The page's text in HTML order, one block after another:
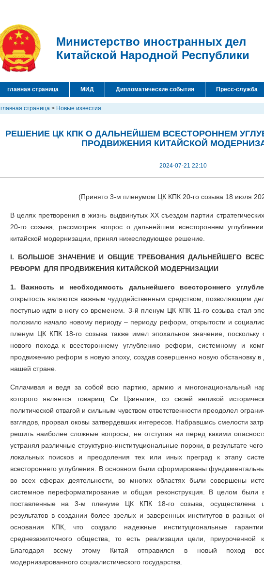
Министерство иностранных дел
Китайской Народной Республики
главная страница МИД Дипломатические события Пресс-служба
главная страница > Новые известия
РЕШЕНИЕ ЦК КПК О ДАЛЬНЕЙШЕМ ВСЕСТОРОННЕМ
ПРОДВИЖЕНИЯ КИТАЙСКОЙ
2024-07-21 22:10
(Принято 3-м пленумом ЦК КПК 20-го созыва 18 июля
В целях претворения в жизнь выдвинутых ХХ съездом партии
20-го созыва, рассмотрев вопрос о дальнейшем всестороннем
китайской модернизации, принял нижеследующее решение.
I. БОЛЬШОЕ ЗНАЧЕНИЕ И ОБЩИЕ ТРЕБОВАНИЯ ДАЛЬНЕЙШЕГО
РЕФОРМ ДЛЯ ПРОДВИЖЕНИЯ КИТАЙСКОЙ МОДЕРНИЗАЦИИ
1. Важность и необходимость дальнейшего всестороннего
открытость являются важным чудодейственным средством, позволяющим
поступью идти в ногу со временем. 3-й пленум ЦК КПК 11-го созыва стал
положило начало новому периоду – периоду реформ, открытости и
пленум ЦК КПК 18-го созыва также имел эпохальное значение, поскольку
нового похода к всестороннему углублению реформ, системному и
продвижению реформ в новую эпоху, создав совершенно новую обстановку
нашей стране.
Сплачивая и ведя за собой всю партию, армию и многонациональный
которого является товарищ Си Цзиньпин, со своей великой
политической отвагой и сильным чувством ответственности преодолел
взглядов, прорвал оковы затвердевших интересов. Набравшись смелости
решить наиболее сложные вопросы, не отступая ни перед какими
устранял различные структурно-институциональные пороки, в результате
локальных поисков и преодоления тех или иных преград к этапу
всестороннего углубления. В основном были сформированы
во всех сферах деятельности, во многих областях были совершены
системное переформатирование и общая реконструкция. В целом были
поставленные на 3-м пленуме ЦК КПК 18-го созыва, осуществлена
результатов в создании более зрелых и заверенных институтов в разных
основания КПК, что создало надежные институциональные
среднезажиточного общества, то есть реализации цели,
Благодаря всему этому Китай отправился в новый поход
модернизированного социалистического государства.